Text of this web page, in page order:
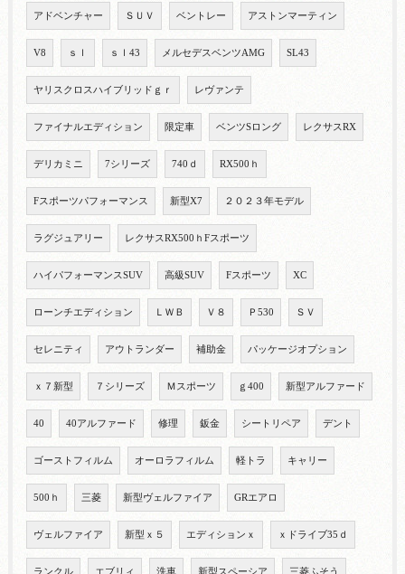
アドベンチャー ＳＵＶ ベントレー アストンマーティン
V8 ｓｌ ｓｌ43 メルセデスベンツAMG SL43
ヤリスクロスハイブリッドｇｒ レヴァンテ
ファイナルエディション 限定車 ベンツSロング レクサスRX
デリカミニ 7シリーズ 740ｄ RX500ｈ
Fスポーツパフォーマンス 新型X7 ２０２３年モデル
ラグジュアリー レクサスRX500ｈFスポーツ
ハイパフォーマンスSUV 高級SUV Fスポーツ XC
ローンチエディション ＬＷＢ Ｖ８ Ｐ530 ＳＶ
セレニティ アウトランダー 補助金 パッケージオプション
ｘ７新型 ７シリーズ Ｍスポーツ ｇ400 新型アルファード
40 40アルファード 修理 鈑金 シートリペア デント
ゴーストフィルム オーロラフィルム 軽トラ キャリー
500ｈ 三菱 新型ヴェルファイア GRエアロ
ヴェルファイア 新型ｘ５ エディションｘ ｘドライブ35ｄ
ランクル エブリィ 洗車 新型スペーシア 三菱ふそう